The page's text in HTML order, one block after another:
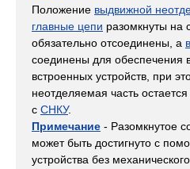
Положение выдвижной
главные цепи разомкнуты на
обязательно отсоединены, а
соединены для обеспечения
встроенных устройств, при
неотделяемая часть
с СНКУ.
Примечание - Разомкнутое
может быть достигнуто с
устройства без